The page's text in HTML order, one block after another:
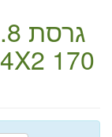
גרסת 1.8 ליטר
4X2 170 כ"ס